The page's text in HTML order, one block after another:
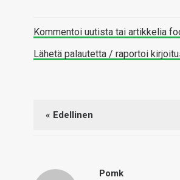
Kommentoi uutista tai artikkelia
Lähetä palautetta / raportoi
« Edellinen
Pomk